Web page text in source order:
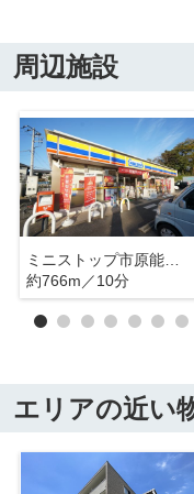
周辺施設
ミニストップ市原能満店
約766m／10分
エリアの近い